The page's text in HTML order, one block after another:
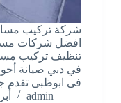
شركة تركيب
افضل شركات
تنظيف تركيب
في دبي صيانة
فى ابوظبى تقدم
admin